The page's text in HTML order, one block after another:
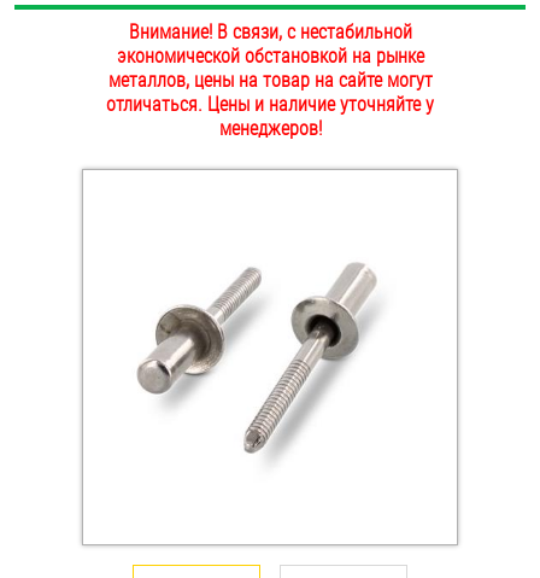
ОПЛАТА И ДОСТАВКА
НАШИ МАГАЗИНЫ
Дюбели
Заклепки (Гайки-Заклепки)
Инструмент
Крюки, кольца с метрической резьбой
Внимание! В связи, с нестабильной
экономической обстановкой на рынке
металлов, цены на товар на сайте могут
отличаться. Цены и наличие уточняйте у
менеджеров!